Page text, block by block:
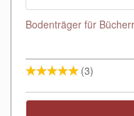
Bodenträger für
(3)